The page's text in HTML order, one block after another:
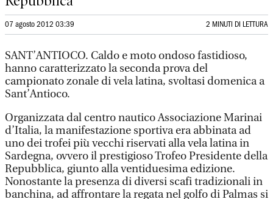
07 agosto 2012 03:39 2 MINUTI DI LETTURA
SANT’ANTIOCO. Caldo e moto ondoso fastidioso,
hanno caratterizzato la seconda prova del
campionato zonale di vela latina, svoltasi domenica a
Sant’Antioco.
Organizzata dal centro nautico Associazione Marinai
d’Italia, la manifestazione sportiva era abbinata ad
uno dei trofei più vecchi riservati alla vela latina in
Sardegna, ovvero il prestigioso Trofeo Presidente della
Repubblica, giunto alla ventiduesima edizione.
Nonostante la presenza di diversi scafi tradizionali in
banchina, ad affrontare la regata nel golfo di Palmas si